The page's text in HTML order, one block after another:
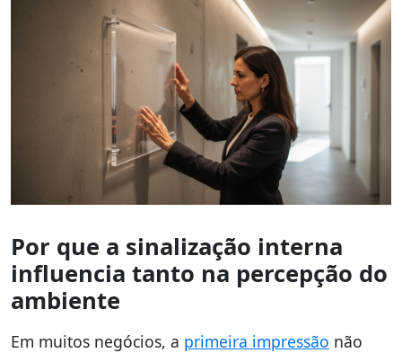
Por que a sinalização interna
influencia tanto na percepção do
ambiente
Em muitos negócios, a primeira impressão não